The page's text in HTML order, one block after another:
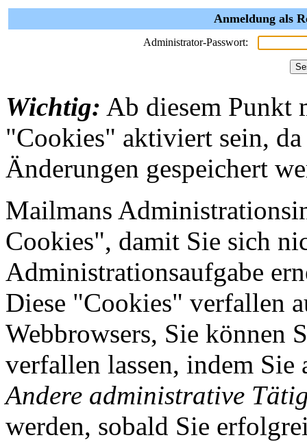
Anmeldung als
Administrator-Passwort:
Wichtig: Ab diesem Punkt
"Cookies" aktiviert sein,
Änderungen gespeichert
Mailmans
Cookies", damit Sie sich
Administrationsaufgabe
Diese "Cookies" verfallen
Webbrowsers, Sie können
verfallen lassen, indem
Andere administrative
werden, sobald Sie